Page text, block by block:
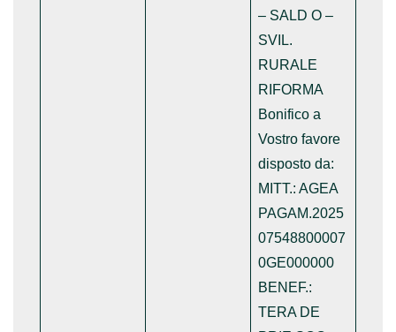
– SALD O –
SVIL.
RURALE
RIFORMA
Bonifico a
Vostro favore
disposto da:
MITT.: AGEA
PAGAM.2025
07548800007
0GE000000
BENEF.:
TERA DE